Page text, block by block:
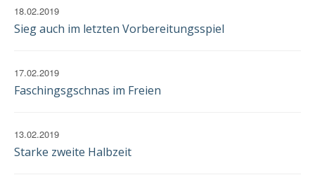
18.02.2019
Sieg auch im letzten Vorbereitungsspiel
17.02.2019
Faschingsgschnas im Freien
13.02.2019
Starke zweite Halbzeit